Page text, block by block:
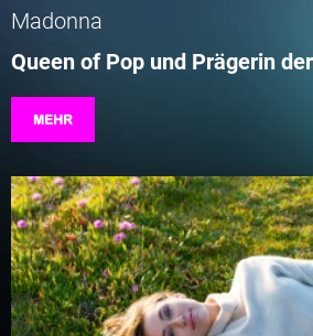
Madonna
Queen of Pop und Prägerin
MEHR